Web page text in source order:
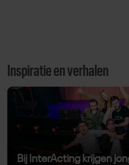
Inspiratie en verhalen
Bij InterActing krijgen